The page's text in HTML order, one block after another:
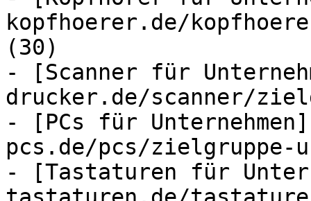
kopfhoerer.de/
(30)
- [Scanner für
drucker.de/scanner/
- [PCs für
pcs.de/pcs/zielgruppe-
- [Tastaturen für